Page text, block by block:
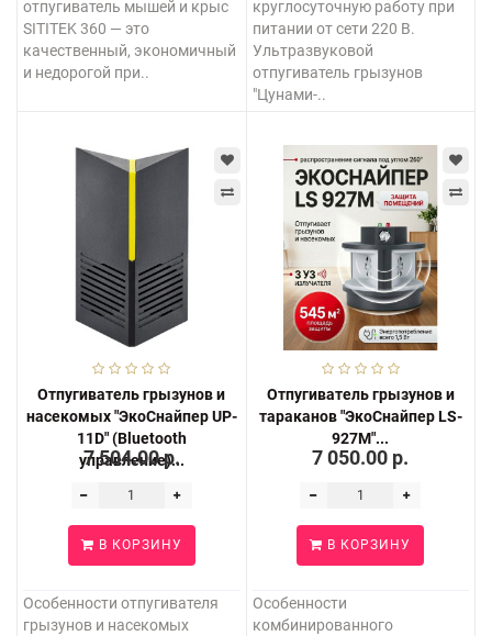
отпугиватель мышей и крыс
SITITEK 360 — это
качественный, экономичный
и недорогой при..
круглосуточную работу при
питании от сети 220 В.
Ультразвуковой
отпугиватель грызунов
"Цунами-..
Отпугиватель грызунов и
насекомых "ЭкоСнайпер UP-
11D" (Bluetooth
управление)...
7 504.00 р.
В КОРЗИНУ
Особенности отпугивателя
грызунов и насекомых
Отпугиватель грызунов и
тараканов "ЭкоСнайпер LS-
927M"...
7 050.00 р.
В КОРЗИНУ
Особенности
комбинированного